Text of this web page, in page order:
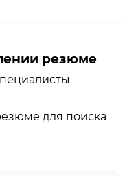
резюме
для поиска